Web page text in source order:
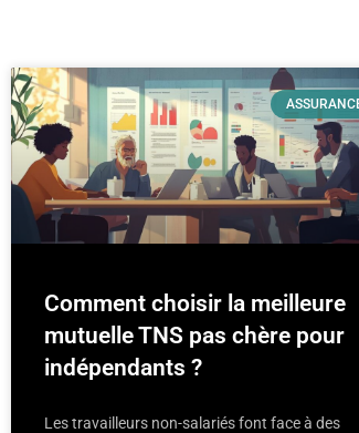
Comment choisir la meilleure
mutuelle TNS pas chère pour
indépendants ?
Les travailleurs non-salariés font face à des